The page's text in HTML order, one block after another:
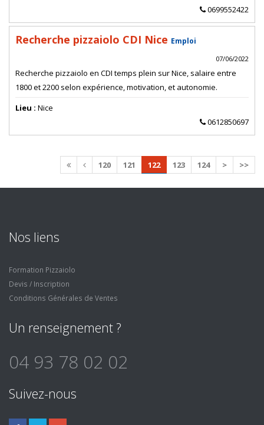
0699552422
Recherche pizzaiolo CDI Nice Emploi
07/06/2022
Recherche pizzaiolo en CDI temps plein sur Nice, salaire entre
1800 et 2200 selon expérience, motivation, et autonomie.
Lieu : Nice
0612850697
120 121 122 123 124 > >>
Nos liens
Formation Pizzaiolo
Devis / Inscription
Conditions Générales de Ventes
Un renseignement ?
04 93 78 02 02
Suivez-nous